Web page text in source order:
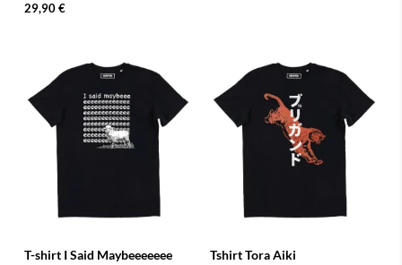
29,90 €
T-shirt I Said Maybeeeeeee Tshirt Tora Aiki